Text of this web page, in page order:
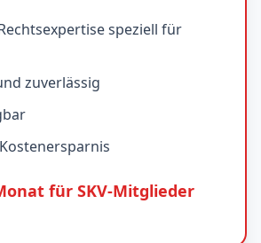
speziell für
zuverlässig
für SKV-Mitglieder